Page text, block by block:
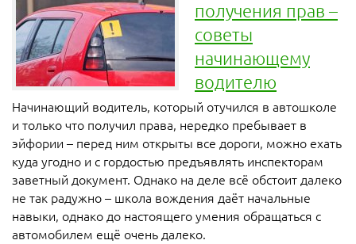
получения прав –
советы
начинающему
водителю
Начинающий водитель, который отучился в автошколе
и только что получил права, нередко пребывает в
эйфории – перед ним открыты все дороги, можно ехать
куда угодно и с гордостью предъявлять инспекторам
заветный документ. Однако на деле всё обстоит далеко
не так радужно – школа вождения даёт начальные
навыки, однако до настоящего умения обращаться с
автомобилем ещё очень далеко.